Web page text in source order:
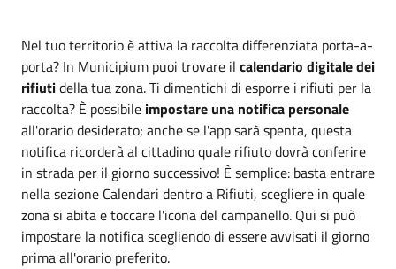
Nel tuo territorio è attiva la raccolta differenziata porta-a-
porta? In Municipium puoi trovare il calendario digitale dei
rifiutidella tua zona. Ti dimentichi di esporre i rifiuti per la
raccolta? È possibile impostare una notifica personale
all'orario desiderato; anche se l'app sarà spenta, questa
notifica ricorderà al cittadino quale rifiuto dovrà conferire
in strada per il giorno successivo! È semplice: basta entrare
nella sezione Calendari dentro a Rifiuti, scegliere in quale
zona si abita e toccare l'icona del campanello. Qui si può
impostare la notifica scegliendo di essere avvisati il giorno
prima all'orario preferito.